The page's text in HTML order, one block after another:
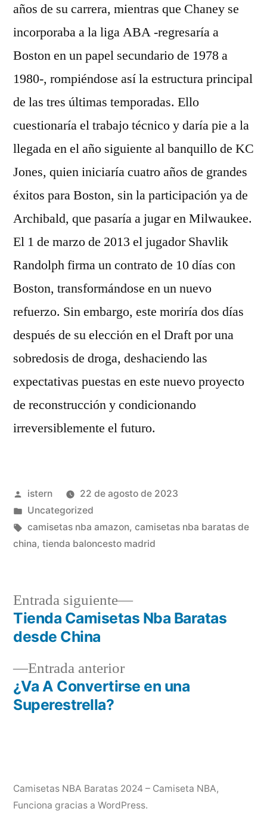
años de su carrera, mientras que Chaney se
incorporaba a la liga ABA -regresaría a
Boston en un papel secundario de 1978 a
1980-, rompiéndose así la estructura principal
de las tres últimas temporadas. Ello
cuestionaría el trabajo técnico y daría pie a la
llegada en el año siguiente al banquillo de KC
Jones, quien iniciaría cuatro años de grandes
éxitos para Boston, sin la participación ya de
Archibald, que pasaría a jugar en Milwaukee.
El 1 de marzo de 2013 el jugador Shavlik
Randolph firma un contrato de 10 días con
Boston, transformándose en un nuevo
refuerzo. Sin embargo, este moriría dos días
después de su elección en el Draft por una
sobredosis de droga, deshaciendo las
expectativas puestas en este nuevo proyecto
de reconstrucción y condicionando
irreversiblemente el futuro.
Publicado
por
istern
22 de agosto de 2023
Publicado
en
Uncategorized
Etiquetas:
camisetas nba amazon, camisetas nba baratas de
china, tienda baloncesto madrid
Navegación
entradas
Entrada anteriorEntrada
anterior:
¿Va A Convertirse en una
Superestrella?
Entrada siguiente
Entrada
siguiente:
Tienda Camisetas Nba Baratas
desde China
Camisetas NBA Baratas 2024 – Camiseta NBA,
Funciona gracias a WordPress.